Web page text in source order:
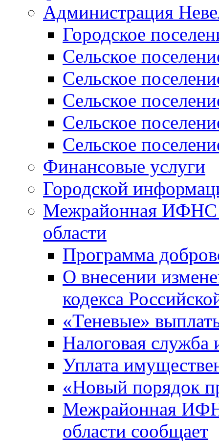
Администрация
Городское
Сельское
Сельское
Сельское
Сельское
Сельское
Финансовые услуги
Городской
Межрайонная ИФНС
области
Программа
О внесении
кодекса
«Теневые»
Налоговая служба
Уплата
«Новый порядок
Межрайонная
области сообщает